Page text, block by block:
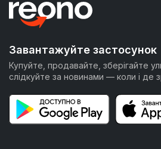
Завантажуйте застосунок
Купуйте, продавайте, зберігайте
слідкуйте за новинами — коли і де